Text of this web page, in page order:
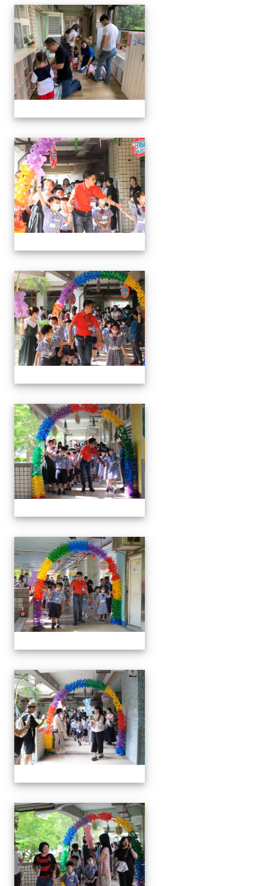
0829新生迎新
0829新生迎新
0829新生迎新
0829新生迎新
0829新生迎新
0829新生迎新